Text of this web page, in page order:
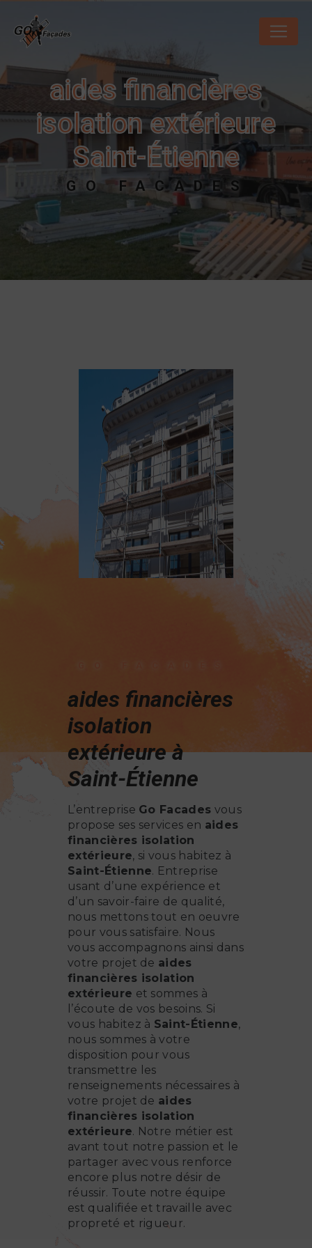
aides financières
isolation extérieure
Saint-Étienne
GO FACADES
aides financières
isolation
extérieure à
Saint-Étienne
L’entreprise Go Facades vous
propose ses services en aides
financières isolation
extérieure, si vous habitez à
Saint-Étienne. Entreprise
usant d’une expérience et
d’un savoir-faire de qualité,
nous mettons tout en oeuvre
pour vous satisfaire. Nous
vous accompagnons ainsi dans
votre projet de aides
financières isolation
extérieure et sommes à
l’écoute de vos besoins. Si
vous habitez à Saint-Étienne,
nous sommes à votre
disposition pour vous
transmettre les
renseignements nécessaires à
votre projet de aides
financières isolation
extérieure. Notre métier est
avant tout notre passion et le
partager avec vous renforce
encore plus notre désir de
réussir. Toute notre équipe
est qualifiée et travaille avec
propreté et rigueur.